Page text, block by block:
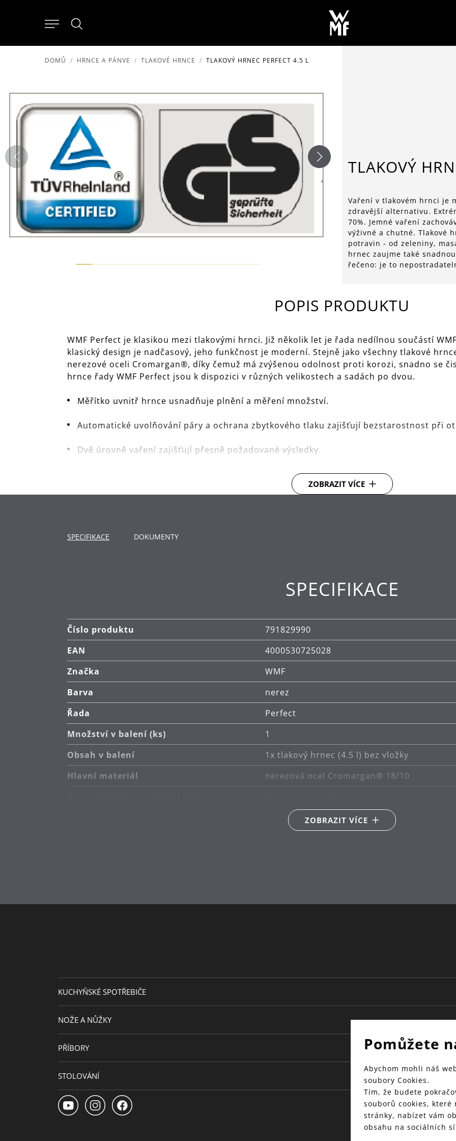
DOMŮ HRNCE A PÁNVE TLAKOVÉ HRNCE TLAKOVÝ HRNEC PERFECT 4.5 L
TLAKOVÝ
Vaření v tlakovém hrnci je
zdravější alternativu.
70%. Jemné vaření
výživné a chutné. Tlakové
potravin - od zeleniny,
hrnec zaujme také
řečeno: je to
POPIS PRODUKTU
WMF Perfect je klasikou mezi tlakovými hrnci. Již několik let je řada nedílnou součástí
klasický design je nadčasový, jeho funkčnost je moderní. Stejně jako všechny tlakové
nerezové oceli Cromargan®, díky čemuž má zvýšenou odolnost proti korozi, snadno se
hrnce řady WMF Perfect jsou k dispozici v různých velikostech a sadách po dvou.
Měřítko uvnitř hrnce usnadňuje plnění a měření množství.
Automatické uvolňování páry a ochrana zbytkového tlaku zajišťují bezstarostnost při
Dvě úrovně vaření zajišťují přesně požadované výsledky.
Dno TransTherm®: teplo přenáší rychle a dlouho ho udrží
GS pečeť, která označuje, že byla bezstarostnost produktu certifikována
ZOBRAZIT VÍCE
SPECIFIKACE DOKUMENTY
SPECIFIKACE
Číslo produktu
791829990
EAN
4000530725028
Značka
WMF
Barva
nerez
Řada
Perfect
Množství v balení (ks)
1
Obsah v balení
1x tlakový hrnec (4.5 l) bez vložky
Hlavní materiál
nerezová ocel Cromargan® 18/10
Vhodné pro keramické, plynové, elektrické
ZOBRAZIT VÍCE
KUCHYŇSKÉ SPOTŘEBIČE
NOŽE A NŮŽKY
PŘÍBORY
STOLOVÁNÍ
Pomůžete
Abychom mohli náš
soubory Cookies.
Tím, že budete
souborů cookies,
stránky, nabízet vám
obsahu na sociálních